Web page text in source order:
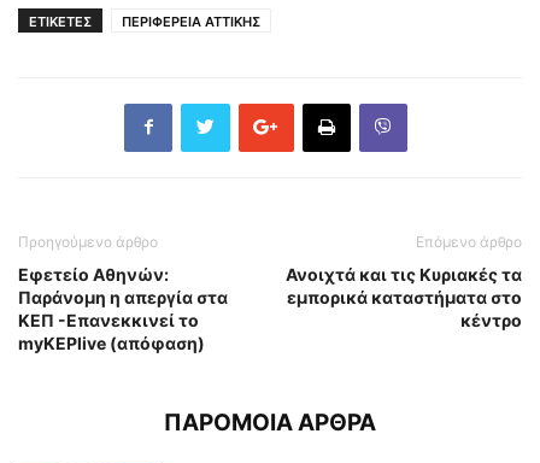
ΕΤΙΚΕΤΕΣ ΠΕΡΙΦΕΡΕΙΑ ΑΤΤΙΚΗΣ
Προηγούμενο άρθρο
Εφετείο Αθηνών:
Παράνομη η απεργία στα
ΚΕΠ -Επανεκκινεί το
myKEPlive (απόφαση)
Επόμενο άρθρο
Ανοιχτά και τις Κυριακές τα
εμπορικά καταστήματα στο
κέντρο
ΠΑΡΟΜΟΙΑ ΑΡΘΡΑ